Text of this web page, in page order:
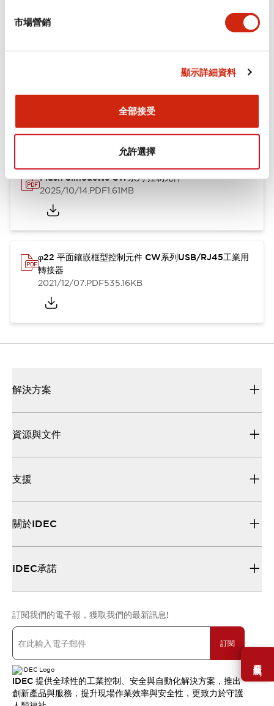
市場營銷
顯示詳細資料
全部接受
允許選擇
需要幫助嗎？
型錄和宣傳手冊 CAD檔 認證與標準
Flush Silhouette CW系列 控制元件
2025/10/14.PDF1.61MB
φ22 平面鑲嵌框型控制元件 CW系列USB/RJ45工業用
轉接器
2021/12/07.PDF535.16KB
解決方案
資源與文件
支援
關於IDEC
IDEC承諾
訂閱我們的電子報，獲取我們的最新訊息!
訂閱
IDEC 提供全球性的工業控制、安全與自動化解決方案，推出
創新產品與服務，提升現場作業效率與安全性，更致力於守護